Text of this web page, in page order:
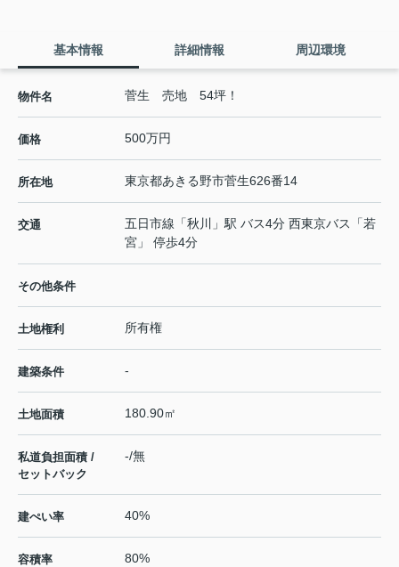
基本情報 詳細情報 周辺環境
物件名 菅生 売地 54坪！
価格 500万円
所在地 東京都あきる野市菅生626番14
交通 五日市線 「秋川
」駅 バス4分 西東京バス「若
宮」 停歩4分
その他条件
土地権利 所有権
建築条件 -
土地面積 180.90㎡
私道負担面積 /
セットバック
-/無
建ぺい率 40%
容積率 80%